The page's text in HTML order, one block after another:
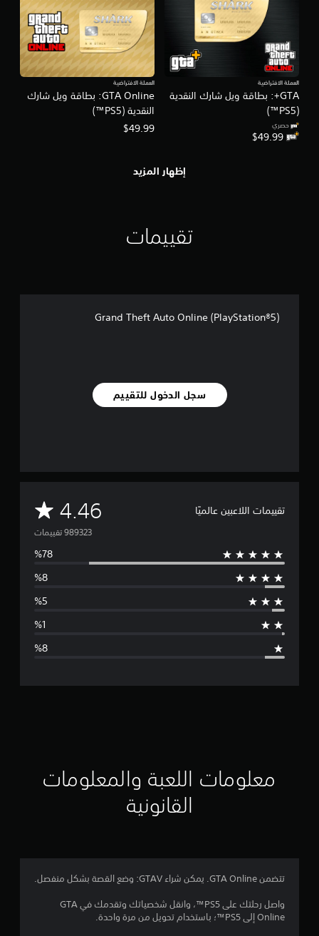
GTA+: بطاقة ويل شارك النقدية
(PS5™)
العملة الافتراضية
حصري
$49.99
GTA Online: بطاقة ويل شارك
النقدية (PS5™)
العملة الافتراضية
$49.99
إظهار المزيد
تقييمات
Grand Theft Auto Online (PlayStation®5)
سجل الدخول للتقييم
تقييمات اللاعبين عالميًا 4.46م
ت
و
س
ط
ت
ي
.
4
6
معلومات اللعبة والمعلومات
القانونية
تتضمن GTA Online. يمكن شراء GTAV: وضع القصة بشكل منفصل.
واصل رحلتك على PS5™، وانقل شخصياتك وتقدمك في GTA
Online إلى PS5™؛ باستخدام تحويل من مرة واحدة.